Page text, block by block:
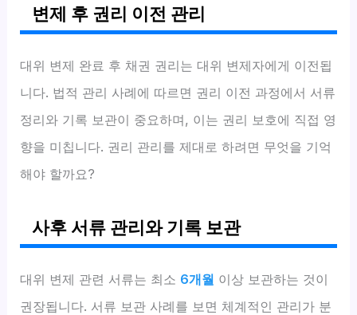
변제 후 권리 이전 관리
대위 변제 완료 후 채권 권리는 대위 변제자에게 이전됩
니다. 법적 관리 사례에 따르면 권리 이전 과정에서 서류
정리와 기록 보관이 중요하며, 이는 권리 보호에 직접 영
향을 미칩니다. 권리 관리를 제대로 하려면 무엇을 기억
해야 할까요?
사후 서류 관리와 기록 보관
대위 변제 관련 서류는 최소 6개월 이상 보관하는 것이
권장됩니다. 서류 보관 사례를 보면 체계적인 관리가 분